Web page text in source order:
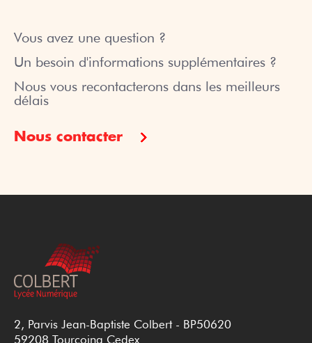
Vous avez une question ?
Un besoin d'informations supplémentaires ?
Nous vous recontacterons dans les meilleurs
délais
Nous contacter
2, Parvis Jean-Baptiste Colbert - BP50620
59208 Tourcoing Cedex